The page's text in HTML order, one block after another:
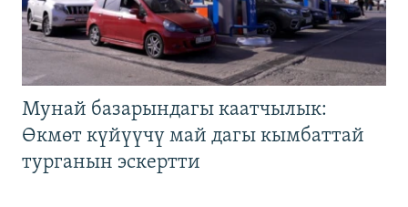
Мунай базарындагы каатчылык:
Өкмөт күйүүчү май дагы кымбаттай
турганын эскертти